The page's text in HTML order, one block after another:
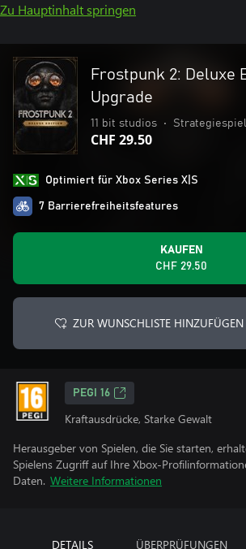
Zu Hauptinhalt springen
Frostpunk 2: Deluxe
Upgrade
11 bit studios •
CHF 29.50
Optimiert für Xbox Series X|S
7 Barrierefreiheitsfeatures
KAUFEN
CHF 29.50
ZUR WUNSCHLISTE HINZUFÜGEN
PEGI 16
Kraftausdrücke, Starke Gewalt
Herausgeber von Spielen, die Sie starten,
Spielens Zugriff auf Ihre Xbox-
Daten. Weitere Informationen
DETAILS ÜBERPRÜFUNGEN